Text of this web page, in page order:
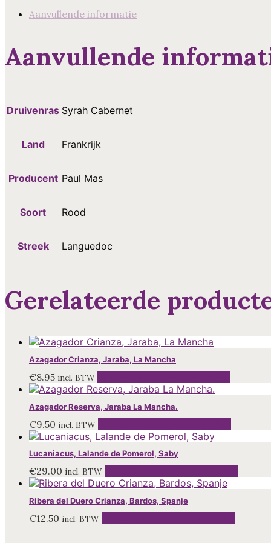
MûresAanvullende informatie
Aanvullende
Druivenras Syrah Cabernet
Land Frankrijk
Producent Paul Mas
Soort Rood
Streek Languedoc
Gerelateerde
Azagador Crianza, Jaraba, La Mancha
€8.95 incl. BTW
Azagador Reserva, Jaraba La Mancha.
€9.50 incl. BTW
Lucaniacus, Lalande de Pomerol, Saby
€29.00 incl. BTW
Ribera del Duero Crianza, Bardos, Spanje
€12.50 incl. BTW